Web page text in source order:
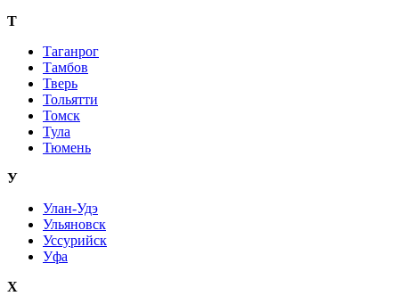
Т
Таганрог
Тамбов
Тверь
Тольятти
Томск
Тула
Тюмень
У
Улан-Удэ
Ульяновск
Уссурийск
Уфа
Х